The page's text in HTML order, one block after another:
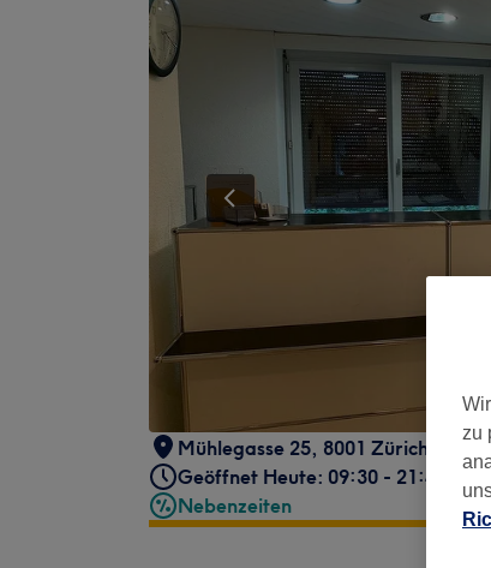
Mühlegasse 25, 8001 Zürich
8001
Geöffnet Heute: 09:30 - 21:45
Nebenzeiten
zu